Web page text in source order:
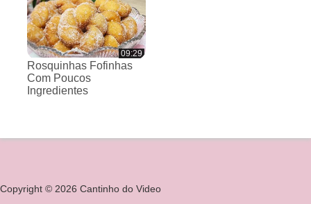
09:29
Rosquinhas Fofinhas
Com Poucos
Ingredientes
Copyright © 2026 Cantinho do Video